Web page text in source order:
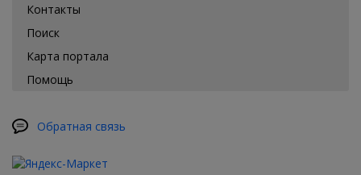
Контакты
Поиск
Карта портала
Помощь
Обратная связь